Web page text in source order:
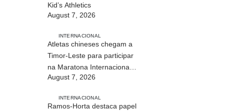
Kid’s Athletics
August 7, 2026
INTERNACIONAL
Atletas chineses chegam a
Timor-Leste para participar
na Maratona Internacional
de Díli 2026
August 7, 2026
INTERNACIONAL
Ramos-Horta destaca papel